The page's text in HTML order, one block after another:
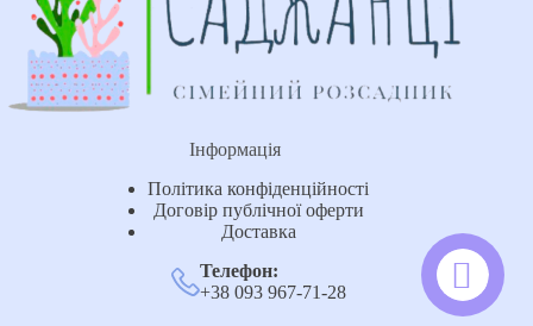
Інформація
Політика конфіденційності
Договір публічної оферти
Доставка
Телефон:
+38 093 967-71-28